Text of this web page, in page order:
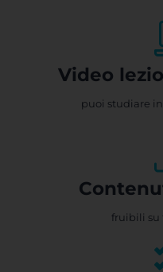
Video
puoi studiare
fruibili su